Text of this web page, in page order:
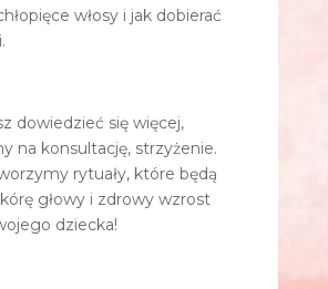
włosy i jak dobierać
dowiedzieć się więcej,
na konsultację, strzyżenie.
rytuały, które będą
głowy i zdrowy wzrost
dziecka!